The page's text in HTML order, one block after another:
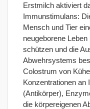
Erstmilch aktiviert
Immunstimulans:
Mensch und Tier
neugeborene
schützen und die
Abwehrsystems
Colostrum von
Konzentrationen an
(Antikörper),
die körpereigenen